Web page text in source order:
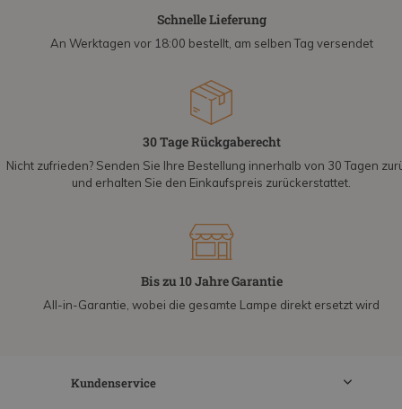
Schnelle Lieferung
An Werktagen vor 18:00 bestellt, am selben Tag versendet
30 Tage Rückgaberecht
Nicht zufrieden? Senden Sie Ihre Bestellung innerhalb von 30 Tagen
und erhalten Sie den Einkaufspreis zurückerstattet.
Bis zu 10 Jahre Garantie
All-in-Garantie, wobei die gesamte Lampe direkt ersetzt wird
Kundenservice